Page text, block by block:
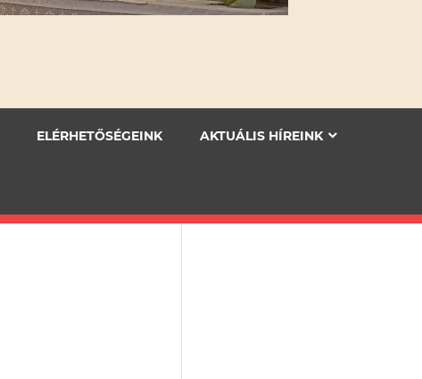
ELÉRHETŐSÉGEINK AKTUÁLIS HÍREINK